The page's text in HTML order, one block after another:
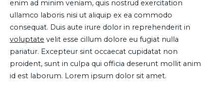
enim ad minim veniam, quis nostrud exercitation
ullamco laboris nisi ut aliquip ex ea commodo
consequat. Duis aute irure dolor in reprehenderit in
voluptate velit esse cillum dolore eu fugiat nulla
pariatur. Excepteur sint occaecat cupidatat non
proident, sunt in culpa qui officia deserunt mollit anim
id est laborum. Lorem ipsum dolor sit amet.